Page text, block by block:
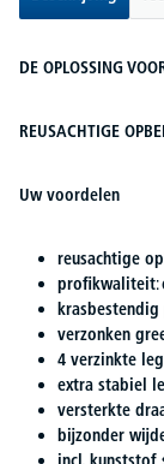
DE OPLOSSING
REUSACHTIGE
Uw voordelen
reusachtige
profikwaliteit:
verzonken
4 verzinkte
extra stabiel
versterkte
bijzonder